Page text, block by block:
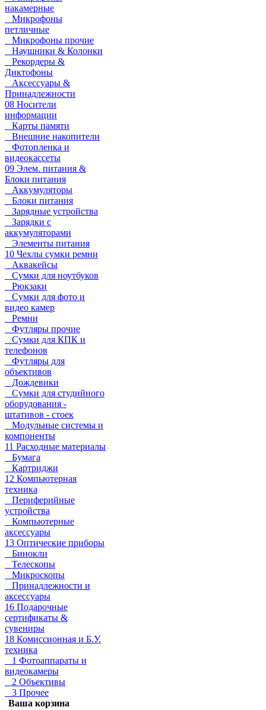
накамерные
Микрофоны
петличные
Микрофоны прочие
Наушники & Колонки
Рекордеры &
Диктофоны
Аксессуары &
Принадлежности
08 Носители
информации
Карты памяти
Внешние накопители
Фотопленка и
видеокассеты
09 Элем. питания &
Блоки питания
Аккумуляторы
Блоки питания
Зарядные устройства
Зарядки с
аккумуляторами
Элементы питания
10 Чехлы сумки ремни
Аквакейсы
Сумки для ноутбуков
Рюкзаки
Сумки для фото и
видео камер
Ремни
Футляры прочие
Сумки для КПК и
телефонов
Футляры для
объективов
Дождевики
Сумки для студийного
оборудования -
штативов - стоек
Модульные системы и
компоненты
11 Расходные материалы
Бумага
Картриджи
12 Компьютерная
техника
Периферийные
устройства
Компьютерные
аксессуары
13 Оптические приборы
Бинокли
Телескопы
Микроскопы
Принадлежности и
аксессуары
16 Подарочные
сертификаты &
сувениры
18 Комиссионная и Б.У.
техника
1 Фотоаппараты и
видеокамеры
2 Объективы
3 Прочее
Ваша корзина